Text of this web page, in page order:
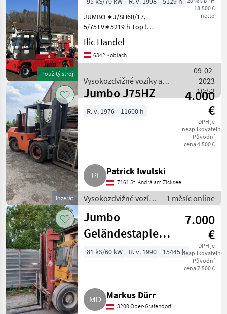
Použitý stroj
18.500 €
netto
JUMBO ∗J/SH60/17,
5/75TV∗5219 h Top !
Seitenstappler . Baujahr
1998 . Betriebstunden 5129
. Triplex mast . Top Zustand
Ilic Handel
6842 Koblach
Vysokozdvižné vozíky a
skladová technika / Jumbo
09-02-
2023
10:52
Inzerát
Jumbo J75HZ
4.000
€
DPH je
neaplikovateľné
Původní
cena 4.500 €
R. v. 1976 11600 h
Patrick Iwulski
7161 St. Andrä am Zicksee
Vysokozdvižné vozíky
a skladová technika /
Vozík
1 měsíc online
Jumbo
Geländestapler
Typ J 50 DC 12 (5
7.000
€
DPH je
neaplikovateľné
Původní
cena 7.500 €
81 kS/60 kW R. v. 1990 15445 h
Markus Dürr
3200 Ober-Grafendorf